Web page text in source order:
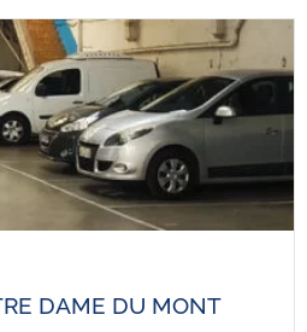
DAME DU MONT